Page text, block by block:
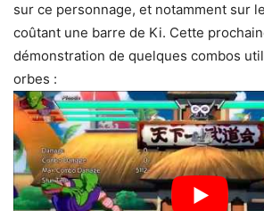
sur ce personnage, et notamment sur
coûtant une barre de Ki. Cette
démonstration de quelques combos
orbes :